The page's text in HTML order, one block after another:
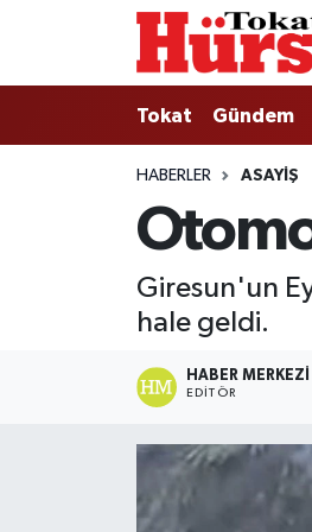
Tokat Gündem
HABERLER ASAYIŞ
Giresun'un
hale geldi.
HABER MERKEZI
EDITÖR
Tokat
Türkiye Gündemi
Gündem
Politika
Tokat Spor
Nöbetçi Eczaneler
Hava Durumu
Tokat Namaz Vakitleri
Süper Lig Puan Durumu ve
Tüm Manşetler
Son Dakika Haberleri
Haber Arşivi